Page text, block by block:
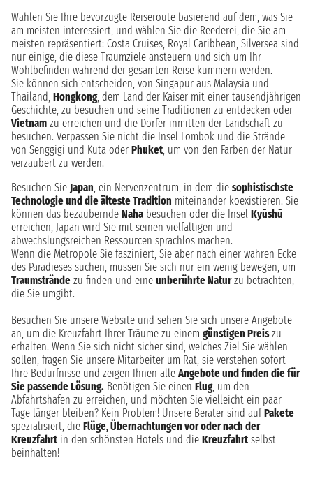
Wählen Sie Ihre bevorzugte Reiseroute basierend auf dem, was Sie
am meisten interessiert, und wählen Sie die Reederei, die Sie am
meisten repräsentiert: Costa Cruises, Royal Caribbean, Silversea sind
nur einige, die diese Traumziele ansteuern und sich um Ihr
Wohlbefinden während der gesamten Reise kümmern werden.
Sie können sich entscheiden, von Singapur aus Malaysia und
Thailand, Hongkong, dem Land der Kaiser mit einer tausendjährigen
Geschichte, zu besuchen und seine Traditionen zu entdecken oder
Vietnam zu erreichen und die Dörfer inmitten der Landschaft zu
besuchen. Verpassen Sie nicht die Insel Lombok und die Strände
von Senggigi und Kuta oder Phuket , um von den Farben der Natur
verzaubert zu werden.
Besuchen Sie Japan , ein Nervenzentrum, in dem die sophistischste
Technologie und die älteste Tradition miteinander koexistieren. Sie
können das bezaubernde Naha besuchen oder die Insel Kyūshū
erreichen, Japan wird Sie mit seinen vielfältigen und
abwechslungsreichen Ressourcen sprachlos machen.
Wenn die Metropole Sie fasziniert, Sie aber nach einer wahren Ecke
des Paradieses suchen, müssen Sie sich nur ein wenig bewegen, um
Traumstrände zu finden und eine unberührte Naturzu betrachten,
die Sie umgibt.
Besuchen Sie unsere Website und sehen Sie sich unsere Angebote
an, um die Kreuzfahrt Ihrer Träume zu einem günstigen Preiszu
erhalten. Wenn Sie sich nicht sicher sind, welches Ziel Sie wählen
sollen, fragen Sie unsere Mitarbeiter um Rat, sie verstehen sofort
Ihre Bedürfnisse und zeigen Ihnen alle Angebote und finden die für
Sie passende Lösung. Benötigen Sie einen Flug, um den
Abfahrtshafen zu erreichen, und möchten Sie vielleicht ein paar
Tage länger bleiben? Kein Problem! Unsere Berater sind aufPakete
spezialisiert, die Flüge, Übernachtungen vor oder nach der
Kreuzfahrt in den schönsten Hotels und die Kreuzfahrt selbst
beinhalten!